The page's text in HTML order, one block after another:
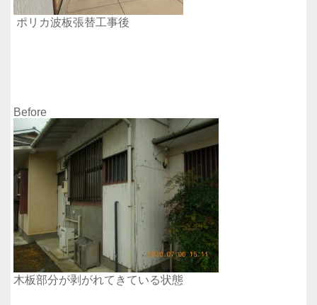
ポリカ波板張替工事後
Before
木板部分が剥がれてきている状態